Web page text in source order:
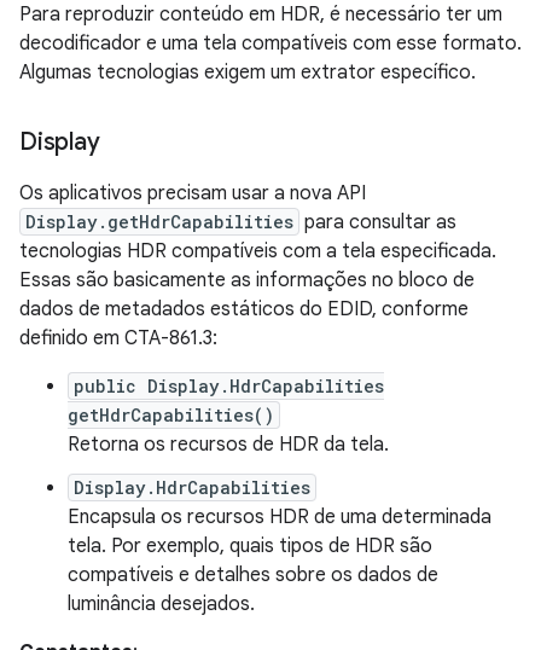
Para reproduzir conteúdo em HDR, é necessário ter um
decodificador e uma tela compatíveis com esse formato.
Algumas tecnologias exigem um extrator específico.
Display
Os aplicativos precisam usar a nova API
Display.getHdrCapabilities para consultar as
tecnologias HDR compatíveis com a tela especificada.
Essas são basicamente as informações no bloco de
dados de metadados estáticos do EDID, conforme
definido em CTA-861.3:
public Display.HdrCapabilities
getHdrCapabilities()
Retorna os recursos de HDR da tela.
Display.HdrCapabilities
Encapsula os recursos HDR de uma determinada
tela. Por exemplo, quais tipos de HDR são
compatíveis e detalhes sobre os dados de
luminância desejados.